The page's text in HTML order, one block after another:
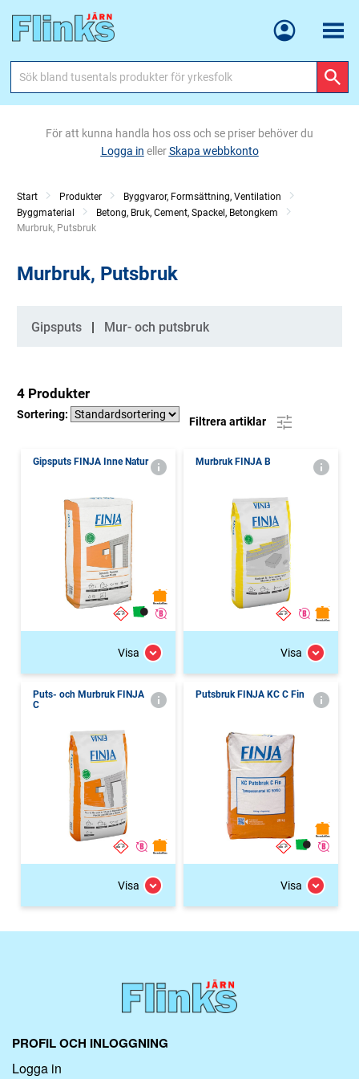
Meny
För att kunna handla hos oss och se priser behöver du
Logga in ellerSkapa webbkonto
Start Produkter
Byggvaror, Formsättning, Ventilation
Byggmaterial
Betong, Bruk, Cement, Spackel, Betongkem
Current:
Murbruk, Putsbruk
Murbruk, Putsbruk
Kategorier
Gipsputs Mur- och putsbruk
4 Produkter
Sortering:
Filtrera artiklar
Gipsputs FINJA Inne Natur
Visa
Murbruk FINJA B
Visa
Puts- och Murbruk FINJA
C
Visa
Putsbruk FINJA KC C Fin
Visa
PROFIL OCH INLOGGNING
Logga in